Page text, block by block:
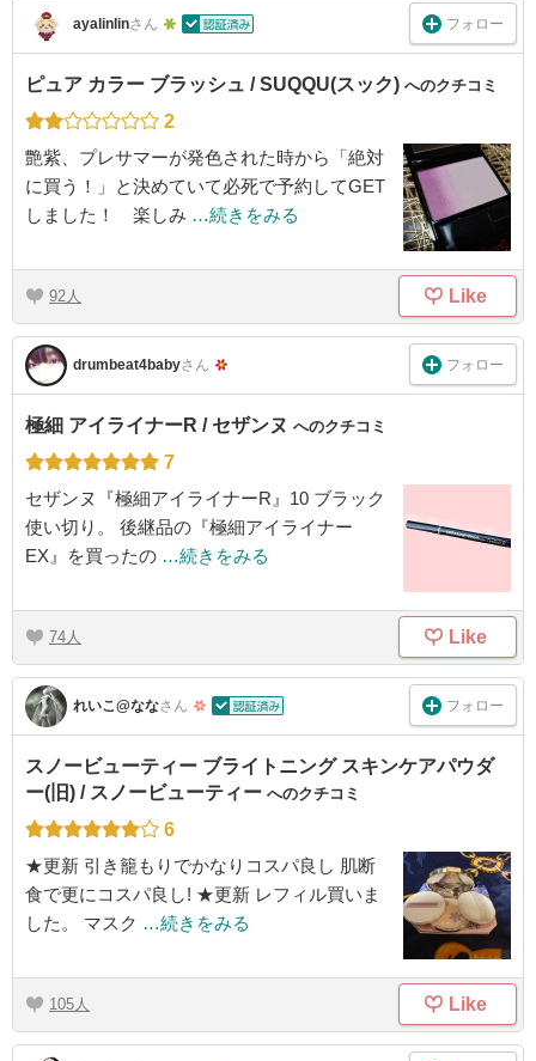
ayalinlinさん フォロー
ピュア カラー ブラッシュ / SUQQU(スック) へのクチコミ
2
艶紫、プレサマーが発色された時から「絶対
に買う！」と決めていて必死で予約してGET
しました！ 楽しみ …続きをみる
92 Like
drumbeat4babyさん フォロー
極細 アイライナーR / セザンヌ へのクチコミ
7
セザンヌ『極細アイライナーR』10 ブラック
使い切り。 後継品の『極細アイライナー
EX』を買ったの …続きをみる
74 Like
れいこ@ななさん フォロー
スノービューティー ブライトニング スキンケアパウダ
ー(旧) / スノービューティー へのクチコミ
6
★更新 引き籠もりでかなりコスパ良し 肌断
食で更にコスパ良し! ★更新 レフィル買いま
した。 マスク …続きをみる
105 Like